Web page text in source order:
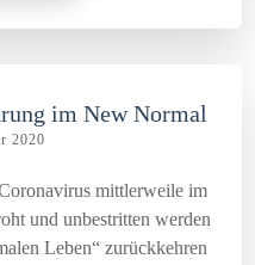
im New Normal
2020
mittlerweile im
und unbestritten werden
Leben“ zurückkehren